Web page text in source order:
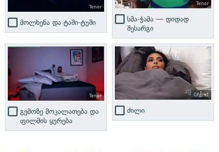
Tenor
მოლხენა და ტაში-ტუში
Tenor
სმა-ჭამა — დიდად
შესარგი
Tenor
გემოზე მოკალათება და
ფილმის ყურება
Gfycat
ძილი